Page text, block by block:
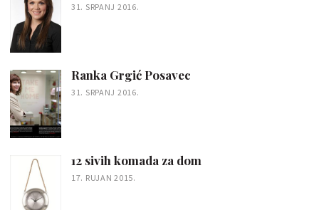
31. SRPANJ 2016.
Ranka Grgić Posavec
31. SRPANJ 2016.
12 sivih komada za dom
17. RUJAN 2015.